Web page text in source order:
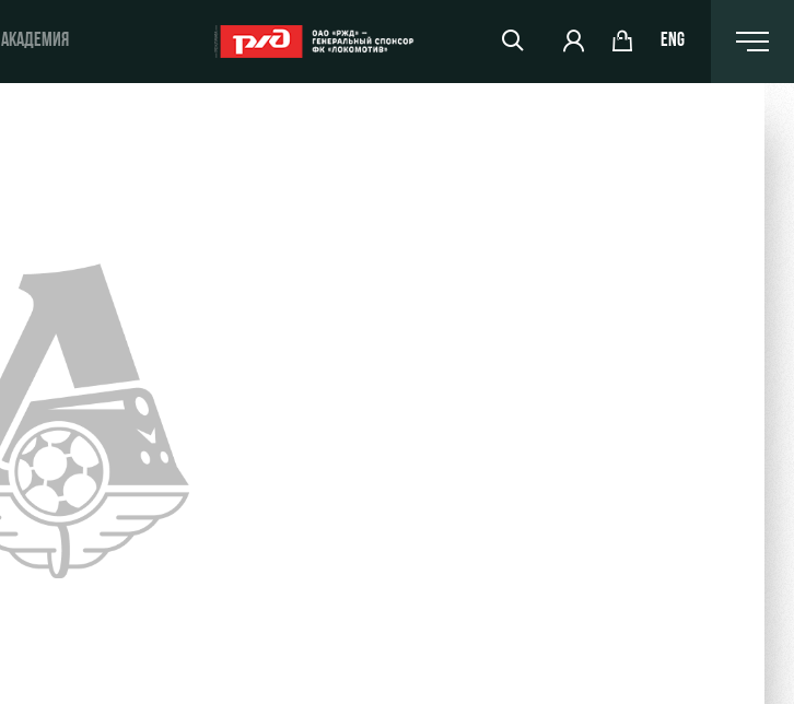
АКАДЕМИЯ ENG